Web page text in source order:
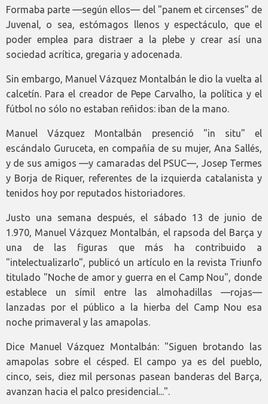
Formaba parte —según ellos— del "panem et circenses" de
Juvenal, o sea, estómagos llenos y espectáculo, que el
poder emplea para distraer a la plebe y crear así una
sociedad acrítica, gregaria y adocenada.
Sin embargo, Manuel Vázquez Montalbán le dio la vuelta al
calcetín. Para el creador de Pepe Carvalho, la política y el
fútbol no sólo no estaban reñidos: iban de la mano.
Manuel Vázquez Montalbán presenció "in situ" el
escándalo Guruceta, en compañía de su mujer, Ana Sallés,
y de sus amigos —y camaradas del PSUC—, Josep Termes
y Borja de Riquer, referentes de la izquierda catalanista y
tenidos hoy por reputados historiadores.
Justo una semana después, el sábado 13 de junio de
1.970, Manuel Vázquez Montalbán, el rapsoda del Barça y
una de las figuras que más ha contribuido a
"intelectualizarlo", publicó un artículo en la revista Triunfo
titulado "Noche de amor y guerra en el Camp Nou", donde
establece un símil entre las almohadillas —rojas—
lanzadas por el público a la hierba del Camp Nou esa
noche primaveral y las amapolas.
Dice Manuel Vázquez Montalbán: "Siguen brotando las
amapolas sobre el césped. El campo ya es del pueblo,
cinco, seis, diez mil personas pasean banderas del Barça,
avanzan hacia el palco presidencial...".